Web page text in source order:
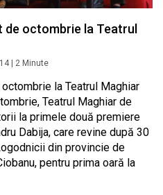
de octombrie la Teatrul
2 Minute
la Teatrul Maghiar
Teatrul Maghiar de
la primele două premiere
Dabija, care revine după 30
din provincie de
pentru prima oară la